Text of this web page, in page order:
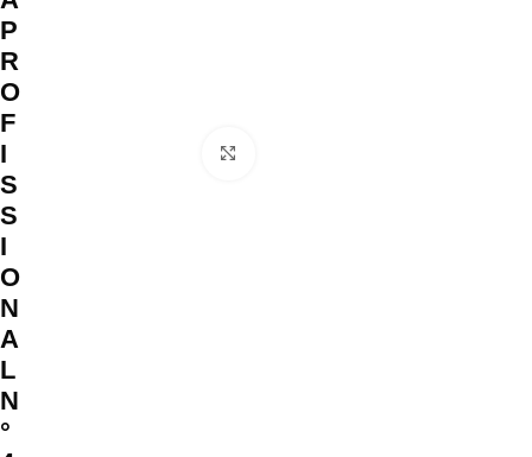
P
R
O
F
I
S
S
I
O
N
A
L
N
°